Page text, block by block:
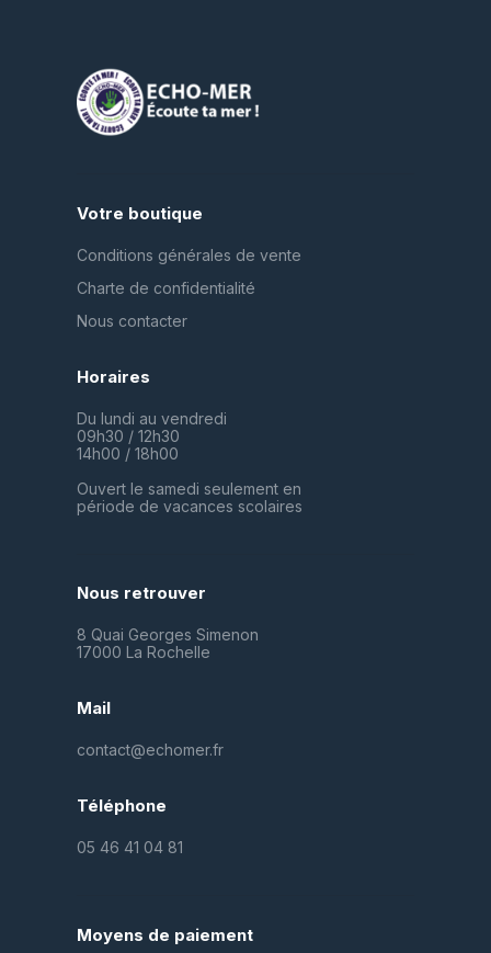
Votre boutique
Conditions générales de vente
Charte de confidentialité
Nous contacter
Horaires
Du lundi au vendredi
09h30 / 12h30
14h00 / 18h00
Ouvert le samedi seulement en
période de vacances scolaires
Nous retrouver
8 Quai Georges Simenon
17000 La Rochelle
Mail
contact@echomer.fr
Téléphone
05 46 41 04 81
Moyens de paiement